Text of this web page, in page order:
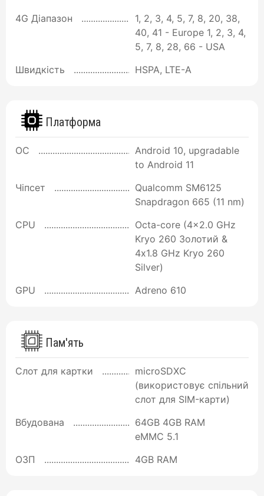
4G Діапазон
1, 2, 3, 4, 5, 7, 8, 20, 38,
40, 41 - Europe 1, 2, 3, 4,
5, 7, 8, 28, 66 - USA
Швидкість
HSPA, LTE-A
Платформа
ОС
Android 10, upgradable
to Android 11
Чіпсет
Qualcomm SM6125
Snapdragon 665 (11 nm)
CPU
Octa-core (4x2.0 GHz
Kryo 260 Золотий &
4x1.8 GHz Kryo 260
Silver)
GPU
Adreno 610
Пам'ять
Слот для картки
microSDXC
(використовує спільний
слот для SIM-карти)
Вбудована
64GB 4GB RAM
eMMC 5.1
ОЗП
4GB RAM